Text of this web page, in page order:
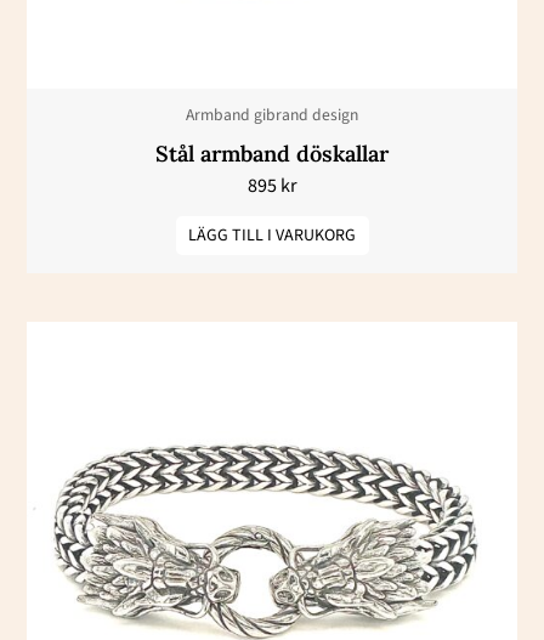
Armband gibrand design
Stål armband döskallar
895kr
LÄGG TILL I VARUKORG